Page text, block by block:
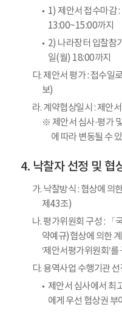
1) 제안서 접수마감
13:00~15:00까지
2) 나라장터 입찰참
일(월) 18:00까지
다. 제안서 평가 : 접수일
보)
라. 계약협상일시 : 제안
※ 제안서 심사·평가
에 따라 변동될 수
낙찰자 선정 및 협
가. 낙찰방식 : 협상에 의
제43조)
나. 평가위원회 구성 : 「
약예규)협상에 의한
‘제안서평가위원회’
다. 용역사업 수행기관 선
제안서 심사에서 최
에게 우선 협상권 부